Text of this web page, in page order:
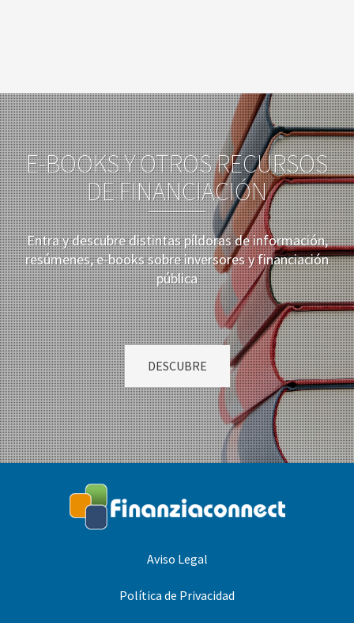
E-BOOKS Y OTROS RECURSOS
DE FINANCIACIÓN
Entra y descubre distintas píldoras de información,
resúmenes, e-books sobre inversores y financiación
pública
DESCUBRE
Aviso Legal
Política de Privacidad